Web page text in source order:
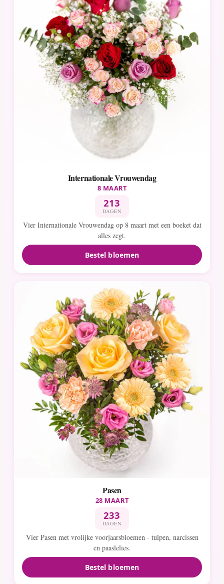
Internationale Vrouwendag
8 MAART
213
DAGEN
Vier Internationale Vrouwendag op 8 maart met een boeket dat
alles zegt.
Bestel bloemen
Pasen
28 MAART
233
DAGEN
Vier Pasen met vrolijke voorjaarsbloemen - tulpen, narcissen
en paaslelies.
Bestel bloemen